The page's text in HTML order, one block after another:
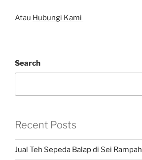
Atau Hubungi Kami
Search
Recent Posts
Jual Teh Sepeda Balap di Sei Rampah